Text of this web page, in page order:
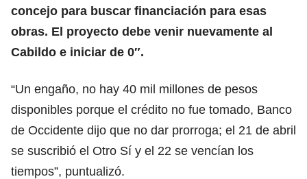
concejo para buscar financiación para esas
obras. El proyecto debe venir nuevamente al
Cabildo e iniciar de 0″.
“Un engaño, no hay 40 mil millones de pesos
disponibles porque el crédito no fue tomado, Banco
de Occidente dijo que no dar prorroga; el 21 de abril
se suscribió el Otro Sí y el 22 se vencían los
tiempos”, puntualizó.